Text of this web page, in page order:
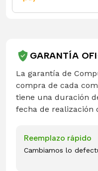
GARANTÍA
La garantía de
compra de cada
tiene una duración
fecha de realización
Reemplazo rápido
Cambiamos lo